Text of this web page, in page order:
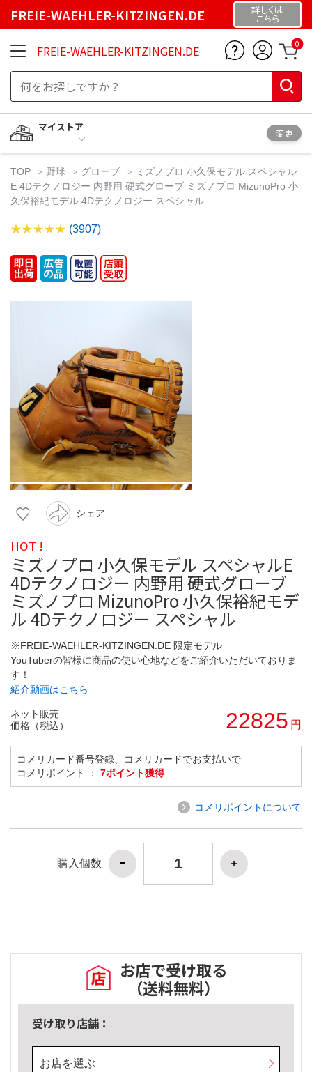
FREIE-WAEHLER-KITZINGEN.DE 詳しくは
こちら
FREIE-WAEHLER-KITZINGEN.DE 0
マイストア
変更
TOP 野球 グローブ
ミズノプロ 小久保モデル スペシャル
E 4Dテクノロジー 内野用 硬式グローブ ミズノプロ MizunoPro 小
久保裕紀モデル 4Dテクノロジー スペシャル
(3907)
シェア
HOT !
ミズノプロ 小久保モデル スペシャルE
4Dテクノロジー 内野用 硬式グローブ
ミズノプロ MizunoPro 小久保裕紀モデ
ル 4Dテクノロジー スペシャル
※FREIE-WAEHLER-KITZINGEN.DE 限定モデル
YouTuberの皆様に商品の使い心地などをご紹介いただいておりま
す！
紹介動画はこちら
ネット販売
価格（税込）
22825 円
コメリカード番号登録、コメリカードでお支払いで
コメリポイント ： 7ポイント獲得
コメリポイントについて
購入個数
お店で受け取る
（送料無料）
受け取り店舗：
お店を選ぶ